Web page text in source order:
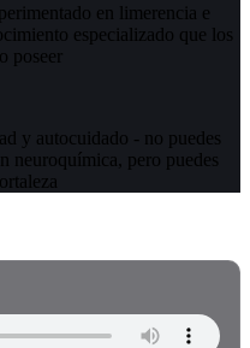
en limerencia e
especializado que los
poseer
y autocuidado - no puedes
neuroquímica, pero puedes